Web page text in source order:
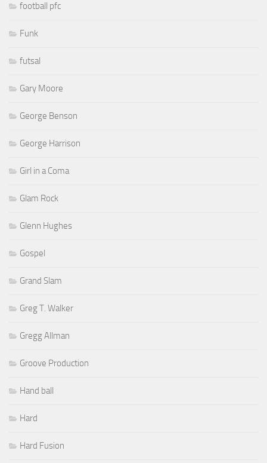
football pfc
Funk
futsal
Gary Moore
George Benson
George Harrison
Girl in a Coma
Glam Rock
Glenn Hughes
Gospel
Grand Slam
Greg T. Walker
Gregg Allman
Groove Production
Hand ball
Hard
Hard Fusion